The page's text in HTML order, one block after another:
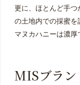
更に、ほとんど手
の土地内での採蜜を
マヌカハニーは濃厚
MISブラン